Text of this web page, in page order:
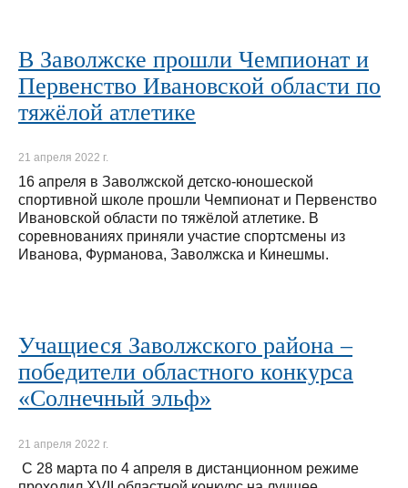
В Заволжске прошли Чемпионат и
Первенство Ивановской области по
тяжёлой атлетике
21 апреля 2022 г.
16 апреля в Заволжской детско-юношеской
спортивной школе прошли Чемпионат и Первенство
Ивановской области по тяжёлой атлетике. В
соревнованиях приняли участие спортсмены из
Иванова, Фурманова, Заволжска и Кинешмы.
Учащиеся Заволжского района –
победители областного конкурса
«Солнечный эльф»
21 апреля 2022 г.
С 28 марта по 4 апреля в дистанционном режиме